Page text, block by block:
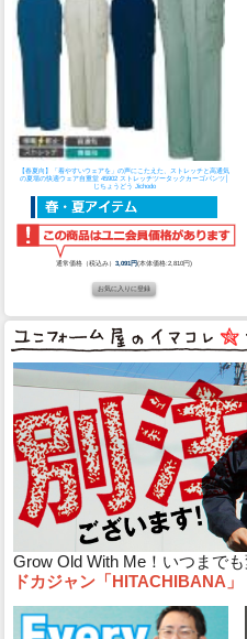
【春夏向】「着やすいウェアを」の声にこたえた、ストレッチと高通気
の夏場の快適ウェア自重堂 45902 ストレッチツータックカーゴパンツ│
じちょうどう Jichodo
通常価格（税込み）3,091円(本体価格:2,810円)
Grow Old With Me！いつまで
ドカジャン「HITACHIBANA